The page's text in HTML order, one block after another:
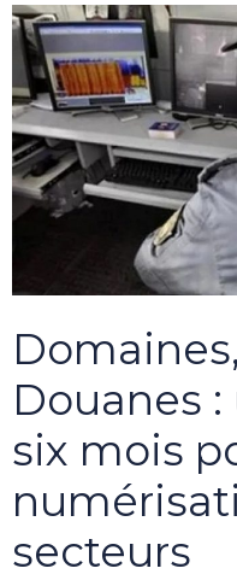
Douanes
six mois
secteurs